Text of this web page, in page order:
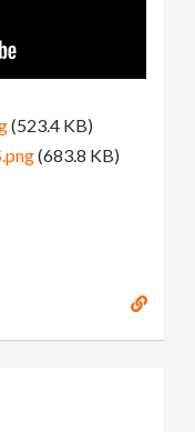
(523.4 KB)
(683.8 KB)